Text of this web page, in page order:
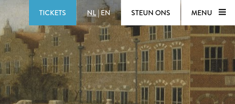
TICKETS NL| EN STEUN ONS MENU